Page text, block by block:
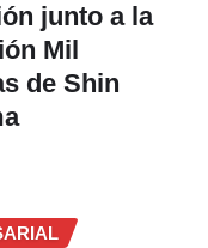
junto a la
Mil
de Shin